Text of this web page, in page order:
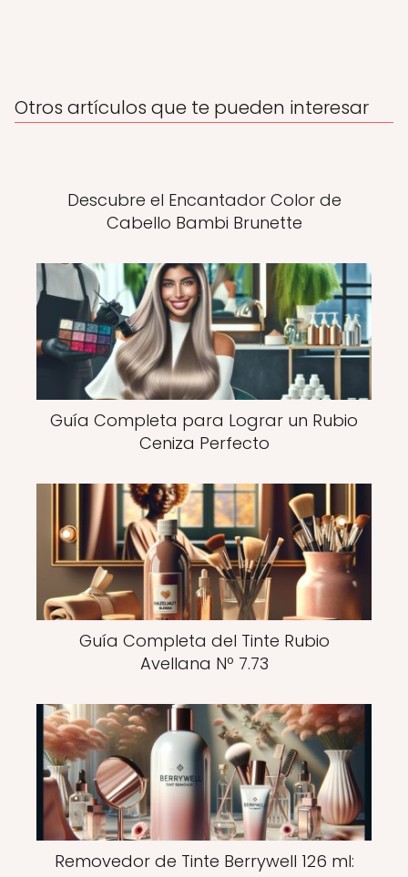
Otros artículos que te pueden interesar
Descubre el Encantador Color de
Cabello Bambi Brunette
Guía Completa para Lograr un Rubio
Ceniza Perfecto
Guía Completa del Tinte Rubio
Avellana Nº 7.73
Removedor de Tinte Berrywell 126 ml: